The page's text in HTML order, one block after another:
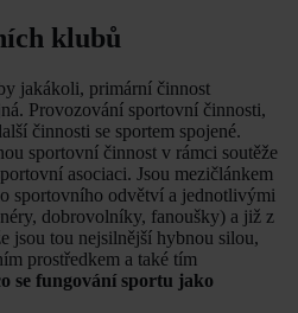
klubů
jakákoli, primární činnost
Provozování sportovní činnosti,
činnosti se sportem spojené.
sportovní činnost v rámci soutěže
asociaci. Jsou mezičlánkem
sportovního odvětví a jednotlivými
dobrovolníky, fanoušky) a již z
jsou tou nejsilnější hybnou silou,
prostředkem a také tím
se fungování sportu jako